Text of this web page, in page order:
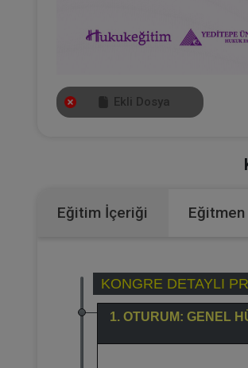
Ekli Dosya
Eğitim İçeriği Eğitmen
KONGRE DETAYLI
1. OTURUM: GENEL